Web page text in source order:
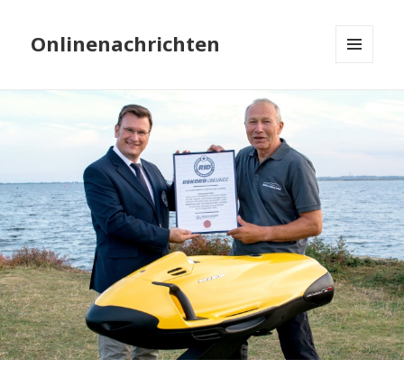
Onlinenachrichten